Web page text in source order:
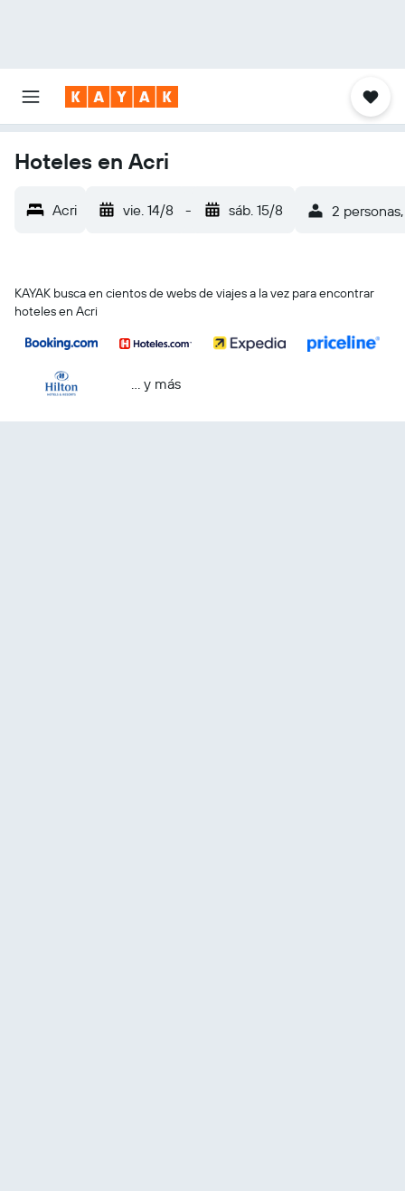
Hoteles en Acri
Acri vie. 14/8 - sáb. 15/8 2
KAYAK busca en cientos de webs de viajes a la vez para encontrar
hoteles en Acri
… y más